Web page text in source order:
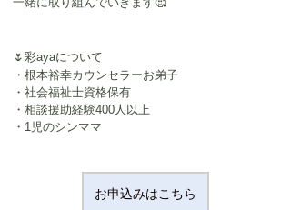
🌷彩ayaについて
・根本裕幸カウンセラーお弟子
・社会福祉士資格保有
・相談援助経験400人以上
​・1児のシンママ
お申込みはこちら